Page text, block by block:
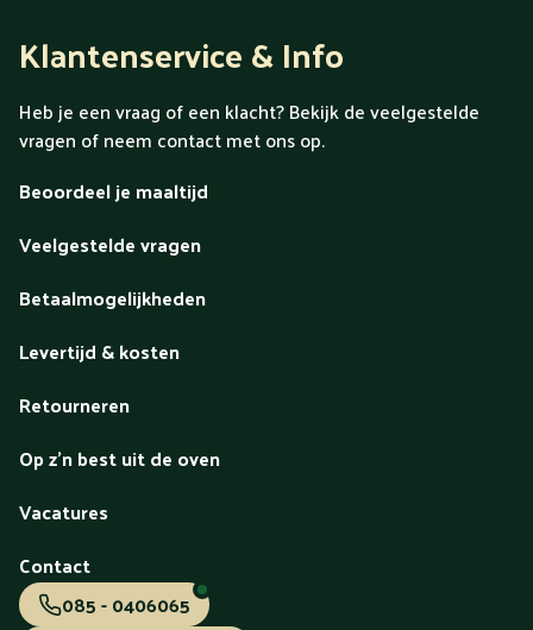
Klantenservice & Info
Heb je een vraag of een klacht? Bekijk de veelgestelde
vragen of neem contact met ons op.
Beoordeel je maaltijd
Veelgestelde vragen
Betaalmogelijkheden
Levertijd & kosten
Retourneren
Op z'n best uit de oven
Vacatures
Contact
085 - 0406065